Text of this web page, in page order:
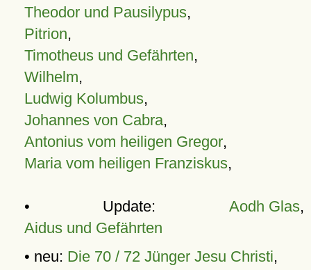
Theodor und Pausilypus,
Pitrion,
Timotheus und Gefährten,
Wilhelm,
Ludwig Kolumbus,
Johannes von Cabra,
Antonius vom heiligen Gregor,
Maria vom heiligen Franziskus,
• Update: Aodh Glas,
Aidus und Gefährten
• neu: Die 70 / 72 Jünger Jesu Christi,